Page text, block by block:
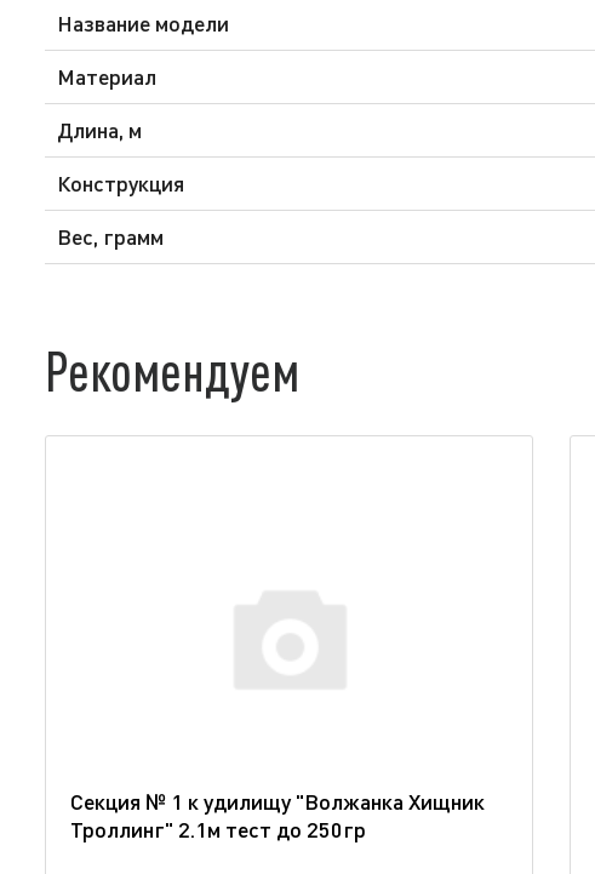
Название модели
Материал
Длина, м
Конструкция
Вес, грамм
Рекомендуем
Секция № 1 к удилищу "Волжанка Хищник
Троллинг" 2.1м тест до 250гр